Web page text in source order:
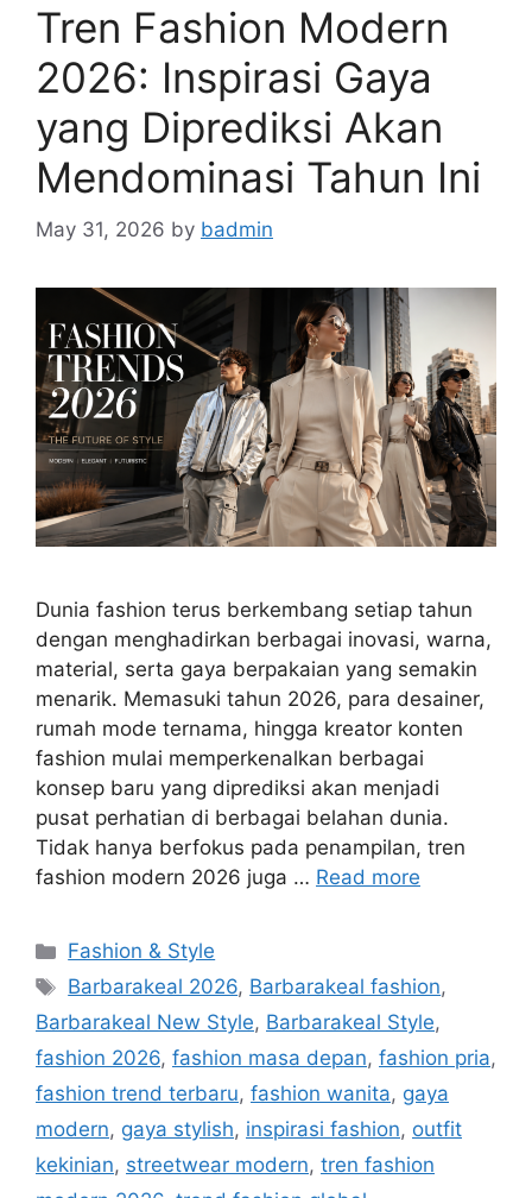
Tren Fashion Modern
2026: Inspirasi Gaya
yang Diprediksi Akan
Mendominasi Tahun Ini
May 31, 2026 by badmin
Dunia fashion terus berkembang setiap tahun
dengan menghadirkan berbagai inovasi, warna,
material, serta gaya berpakaian yang semakin
menarik. Memasuki tahun 2026, para desainer,
rumah mode ternama, hingga kreator konten
fashion mulai memperkenalkan berbagai
konsep baru yang diprediksi akan menjadi
pusat perhatian di berbagai belahan dunia.
Tidak hanya berfokus pada penampilan, tren
fashion modern 2026 juga … Read more
Categories
Fashion & Style
Tags
Barbarakeal 2026, Barbarakeal fashion,
Barbarakeal New Style, Barbarakeal Style,
fashion 2026, fashion masa depan, fashion pria,
fashion trend terbaru, fashion wanita, gaya
modern, gaya stylish, inspirasi fashion, outfit
kekinian, streetwear modern, tren fashion